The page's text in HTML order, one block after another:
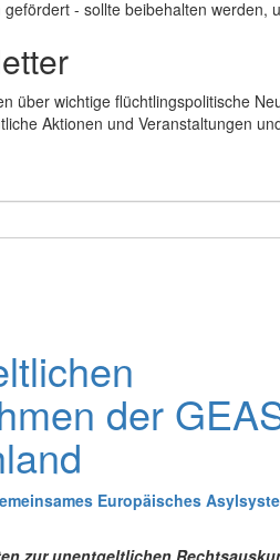
- sollte beibehalten
über wichtige flüchtlingspolitische
Aktionen und Veranstaltungen
der
Europäisches
zur unentgeltlichen